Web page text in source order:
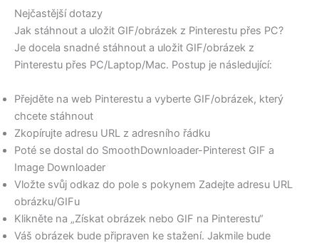
Nejčastější dotazy
Jak stáhnout a uložit GIF/obrázek z Pinterestu přes PC?
Je docela snadné stáhnout a uložit GIF/obrázek z
Pinterestu přes PC/Laptop/Mac. Postup je následující:
Přejděte na web Pinterestu a vyberte GIF/obrázek, který
chcete stáhnout
Zkopírujte adresu URL z adresního řádku
Poté se dostal do SmoothDownloader-Pinterest GIF a
Image Downloader
Vložte svůj odkaz do pole s pokynem Zadejte adresu URL
obrázku/GIFu
Klikněte na „Získat obrázek nebo GIF na Pinterestu“
Váš obrázek bude připraven ke stažení. Jakmile bude